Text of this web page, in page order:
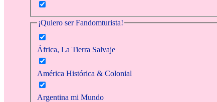
¡Quiero ser Fandomturista!
África, La Tierra Salvaje
América Histórica & Colonial
Argentina mi Mundo